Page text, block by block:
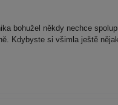
bohužel někdy nechce
Kdybyste si všimla ještě